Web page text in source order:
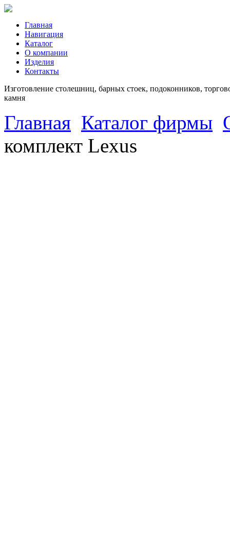
Главная
Навигация
Каталог
О компании
Изделия
Контакты
Изготовление столешниц, барных стоек, подоконников,
камня
Главная Каталог фирмы
комплект Lexus